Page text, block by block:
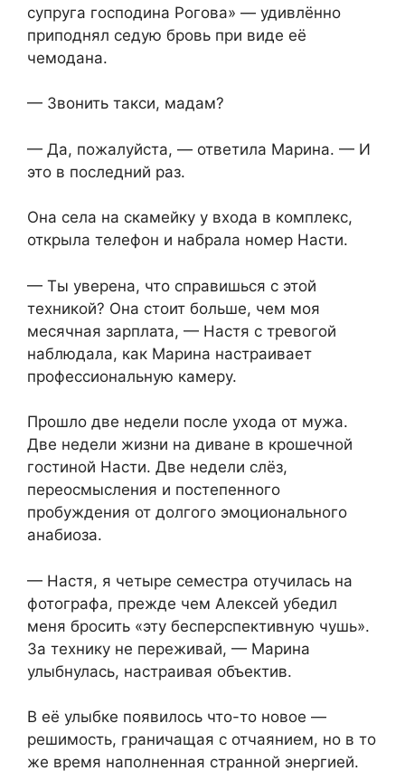
супруга господина Рогова» — удивлённо
приподнял седую бровь при виде её
чемодана.
— Звонить такси, мадам?
— Да, пожалуйста, — ответила Марина. — И
это в последний раз.
Она села на скамейку у входа в комплекс,
открыла телефон и набрала номер Насти.
— Ты уверена, что справишься с этой
техникой? Она стоит больше, чем моя
месячная зарплата, — Настя с тревогой
наблюдала, как Марина настраивает
профессиональную камеру.
Прошло две недели после ухода от мужа.
Две недели жизни на диване в крошечной
гостиной Насти. Две недели слёз,
переосмысления и постепенного
пробуждения от долгого эмоционального
анабиоза.
— Настя, я четыре семестра отучилась на
фотографа, прежде чем Алексей убедил
меня бросить «эту бесперспективную чушь».
За технику не переживай, — Марина
улыбнулась, настраивая объектив.
В её улыбке появилось что-то новое —
решимость, граничащая с отчаянием, но в то
же время наполненная странной энергией.